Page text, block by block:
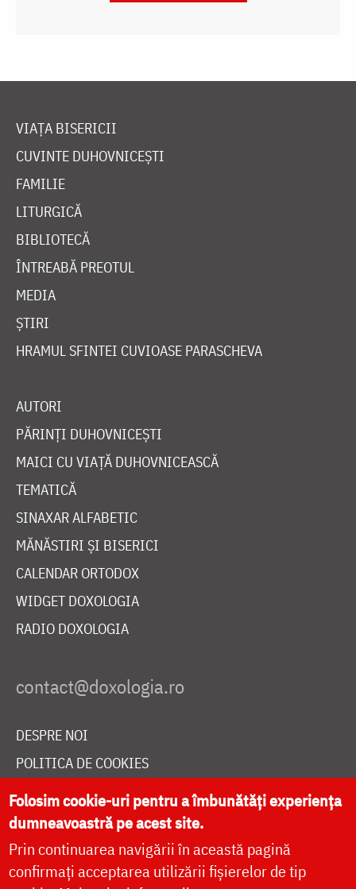
VIAȚA BISERICII
CUVINTE DUHOVNICEȘTI
FAMILIE
LITURGICĂ
BIBLIOTECĂ
ÎNTREABĂ PREOTUL
MEDIA
ȘTIRI
HRAMUL SFINTEI CUVIOASE PARASCHEVA
AUTORI
PĂRINȚI DUHOVNICEȘTI
MAICI CU VIAȚĂ DUHOVNICEASCĂ
TEMATICĂ
SINAXAR ALFABETIC
MĂNĂSTIRI ȘI BISERICI
CALENDAR ORTODOX
WIDGET DOXOLOGIA
RADIO DOXOLOGIA
DESPRE NOI
POLITICA DE COOKIES
DONEAZĂ ONLINE PENTRU CATEDRALA NAȚIONALĂ
LIVE
Folosim cookie-uri pentru a îmbunătăți experiența
dumneavoastră pe acest site.
Prin continuarea navigării în această pagină
confirmați acceptarea utilizării fișierelor de tip